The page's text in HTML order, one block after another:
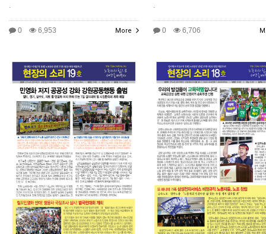
0 6,953 More 0 6,706